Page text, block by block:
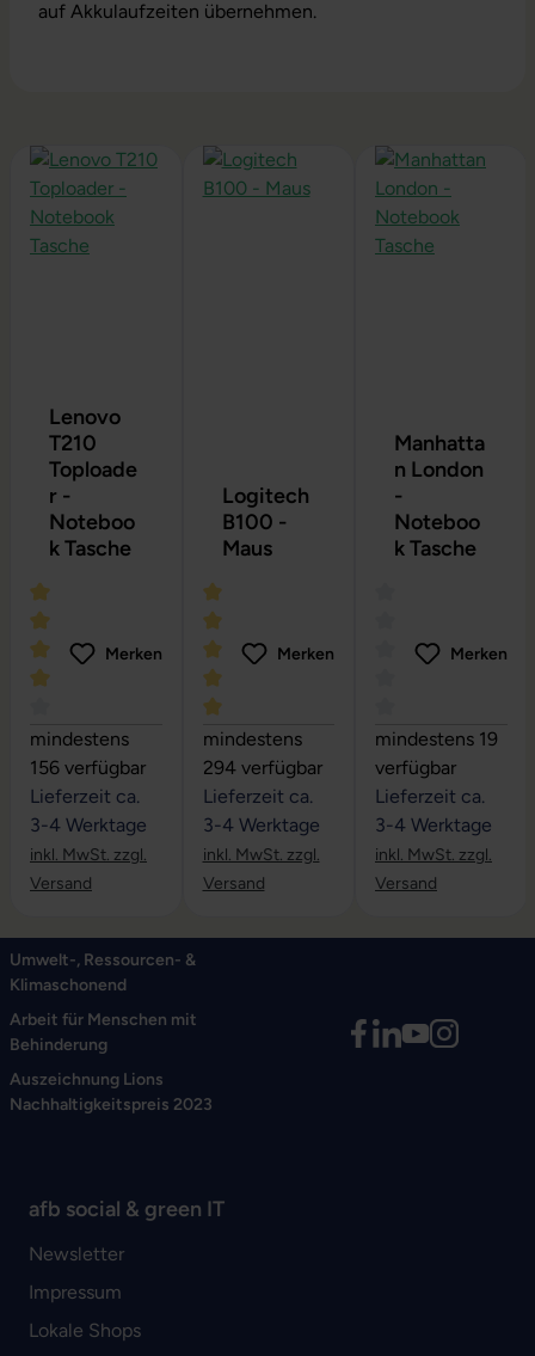
auf Akkulaufzeiten übernehmen.
Produktgalerie überspringen
Lenovo
T210
Toploade
r -
Noteboo
k Tasche
Durchschnittliche Bewertung von 4 von 5 Sternen
Merken
mindestens
156 verfügbar
Lieferzeit ca.
3-4 Werktage
inkl. MwSt. zzgl.
Versand
Logitech
B100 -
Maus
Durchschnittliche Bewertung von 5
Merken
mindestens
294 verfügbar
Lieferzeit ca.
3-4 Werktage
inkl. MwSt. zzgl.
Versand
Manhatta
n London
-
Noteboo
k Tasche
Durchschnittliche
Merken
mindestens 19
verfügbar
Lieferzeit ca.
3-4 Werktage
inkl. MwSt. zzgl.
Versand
Umwelt-, Ressourcen- &
Klimaschonend
Arbeit für Menschen mit
Behinderung
Auszeichnung Lions
Nachhaltigkeitspreis 2023
afb social & green IT
Newsletter
Impressum
Lokale Shops